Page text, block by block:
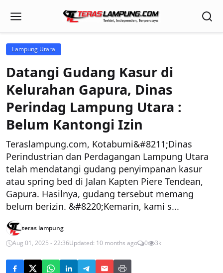
Lampung Utara
Datangi Gudang Kasur di
Kelurahan Gapura, Dinas
Perindag Lampung Utara :
Belum Kantongi Izin
Teraslampung.com, Kotabumi&#8211;Dinas
Perindustrian dan Perdagangan Lampung Utara
telah mendatangi gudang penyimpanan kasur
atau spring bed di Jalan Kapten Piere Tendean,
Gapura. Hasilnya, gudang tersebut memang
belum berizin. &#8220;Kemarin, kami s...
teras lampung
Aug 01, 2025 - 22:36Updated: 10 months ago 0 3k